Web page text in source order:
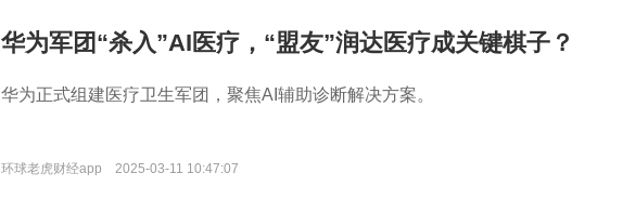
华为军团“杀入”AI医疗，“盟友”润达医疗成关键棋子？
华为正式组建医疗卫生军团，聚焦AI辅助诊断解决方案。
环球老虎财经app 2025-03-11 10:47:07